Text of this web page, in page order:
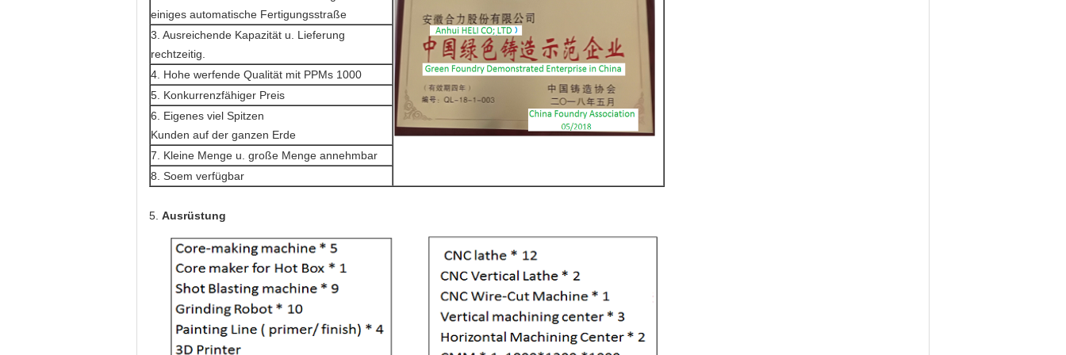
einiges automatische Fertigungsstraße
3. Ausreichende Kapazität u. Lieferung
rechtzeitig.
4. Hohe werfende Qualität mit PPMs 1000
5. Konkurrenzfähiger Preis
6. Eigenes viel Spitzen
Kunden auf der ganzen Erde
7. Kleine Menge u. große Menge annehmbar
8. Soem verfügbar
5. Ausrüstung